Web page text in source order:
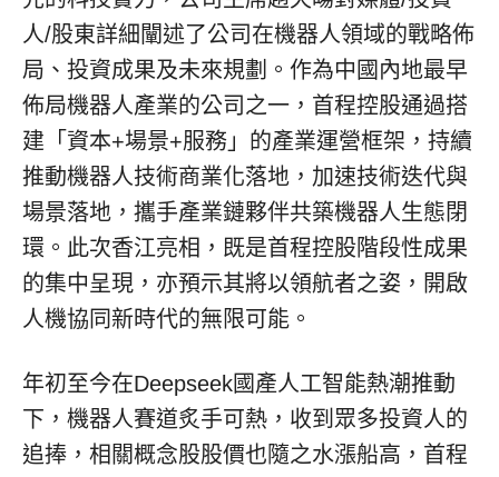
人/股東詳細闡述了公司在機器人領域的戰略佈
局、投資成果及未來規劃。作為中國內地最早
佈局機器人產業的公司之一，首程控股通過搭
建「資本+場景+服務」的產業運營框架，持續
推動機器人技術商業化落地，加速技術迭代與
場景落地，攜手產業鏈夥伴共築機器人生態閉
環。此次香江亮相，既是首程控股階段性成果
的集中呈現，亦預示其將以領航者之姿，開啟
人機協同新時代的無限可能。
年初至今在Deepseek國產人工智能熱潮推動
下，機器人賽道炙手可熱，收到眾多投資人的
追捧，相關概念股股價也隨之水漲船高，首程